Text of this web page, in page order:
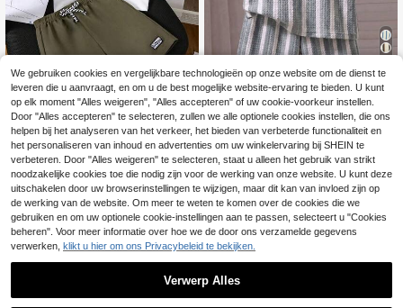
EU Warehouse Tween Boy Cartoon S
miling Face Print Korte Mouw T-shir
t En Shorts Set
11 .38€
19
EU Warehouse
Zomerse casual vaka
ntie- en dagelijkse kleding voor jon
gens: T-shirt met contrasterende str
epen en wafelprint, losse pasvorm,
bestaande uit een T-shirt met korte
mouwen en een short.
15 over
8.00€ -49% 15.83€
We gebruiken cookies en vergelijkbare technologieën op onze website om de dienst te
leveren die u aanvraagt, en om u de best mogelijke website-ervaring te bieden. U kunt
op elk moment "Alles weigeren", "Alles accepteren" of uw cookie-voorkeur instellen.
Door "Alles accepteren" te selecteren, zullen we alle optionele cookies instellen, die ons
helpen bij het analyseren van het verkeer, het bieden van verbeterde functionaliteit en
het personaliseren van inhoud en advertenties om uw winkelervaring bij SHEIN te
verbeteren. Door "Alles weigeren" te selecteren, staat u alleen het gebruik van strikt
noodzakelijke cookies toe die nodig zijn voor de werking van onze website. U kunt deze
uitschakelen door uw browserinstellingen te wijzigen, maar dit kan van invloed zijn op
de werking van de website. Om meer te weten te komen over de cookies die we
gebruiken en om uw optionele cookie-instellingen aan te passen, selecteert u "Cookies
beheren". Voor meer informatie over hoe we de door ons verzamelde gegevens
verwerken, klikt u hier om ons Privacybeleid te bekijken.
Verwerp Alles